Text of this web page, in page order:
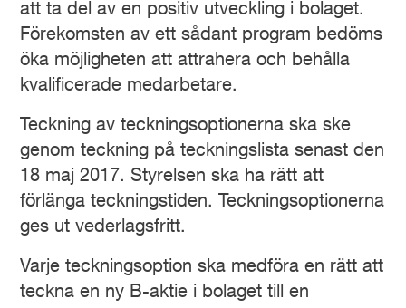
att ta del av en positiv utveckling i bolaget.
Förekomsten av ett sådant program bedöms
öka möjligheten att attrahera och behålla
kvalificerade medarbetare.
Teckning av teckningsoptionerna ska ske
genom teckning på teckningslista senast den
18 maj 2017. Styrelsen ska ha rätt att
förlänga teckningstiden. Teckningsoptionerna
ges ut vederlagsfritt.
Varje teckningsoption ska medföra en rätt att
teckna en ny B-aktie i bolaget till en